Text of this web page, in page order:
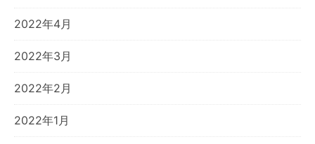
2022年4月
2022年3月
2022年2月
2022年1月